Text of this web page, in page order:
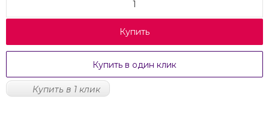
Купить
Купить в один клик
Купить в 1 клик